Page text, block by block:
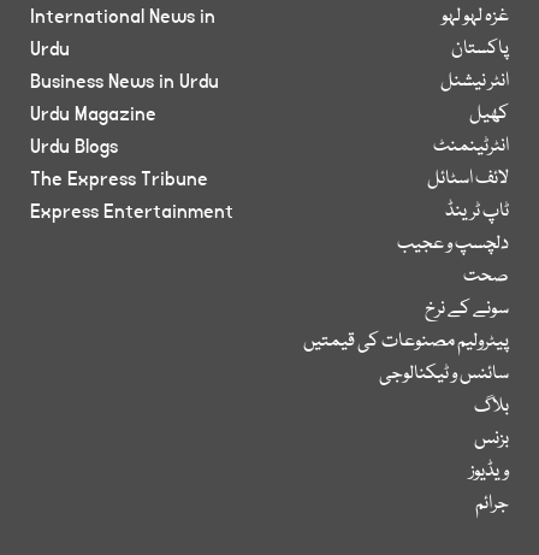
غزہ لہو لہو
پاکستان
انٹر نیشنل
کھیل
انٹرٹینمنٹ
لائف اسٹائل
ٹاپ ٹرینڈ
دلچسپ و عجیب
صحت
سونے کے نرخ
پیٹرولیم مصنوعات کی قیمتیں
سائنس و ٹیکنالوجی
بلاگ
بزنس
ویڈیوز
جرائم
International News in
Urdu
Business News in Urdu
Urdu Magazine
Urdu Blogs
The Express Tribune
Express Entertainment